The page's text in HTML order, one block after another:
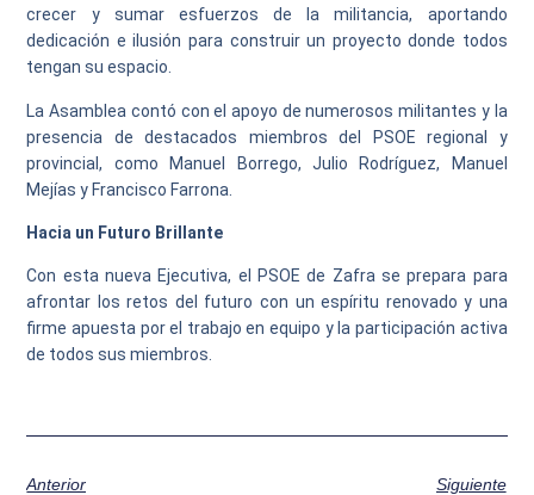
crecer y sumar esfuerzos de la militancia, aportando
dedicación e ilusión para construir un proyecto donde todos
tengan su espacio.
La Asamblea contó con el apoyo de numerosos militantes y la
presencia de destacados miembros del PSOE regional y
provincial, como Manuel Borrego, Julio Rodríguez, Manuel
Mejías y Francisco Farrona.
Hacia un Futuro Brillante
Con esta nueva Ejecutiva, el PSOE de Zafra se prepara para
afrontar los retos del futuro con un espíritu renovado y una
firme apuesta por el trabajo en equipo y la participación activa
de todos sus miembros.
Anterior Siguiente